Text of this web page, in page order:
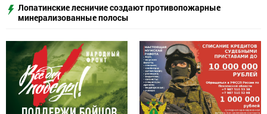
Лопатинские лесничие создают противопожарные
минерализованные полосы